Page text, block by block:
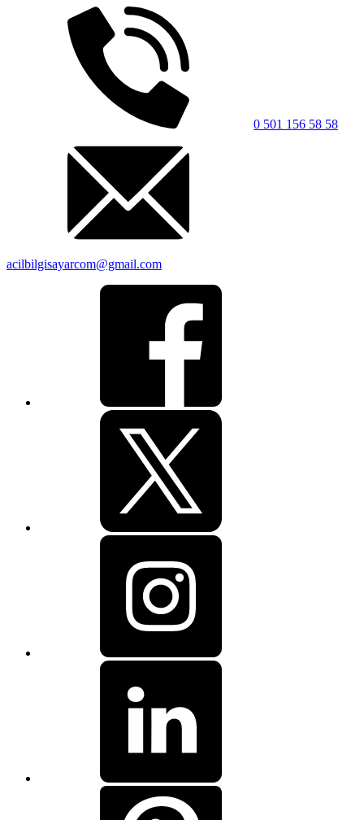
0 501 156 58 58
acilbilgisayarcom@gmail.com